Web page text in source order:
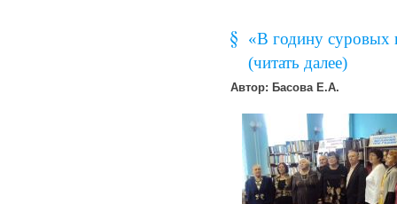
«В годину суровых
(читать далее)
Автор: Басова Е.А.